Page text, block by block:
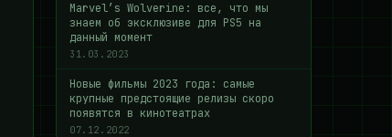
Marvel’s Wolverine: все, что мы
знаем об эксклюзиве для PS5 на
данный момент
31.03.2023
Новые фильмы 2023 года: самые
крупные предстоящие релизы скоро
появятся в кинотеатрах
07.12.2022